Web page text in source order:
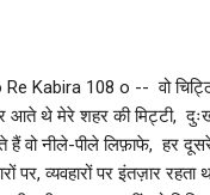
Kabira 108 o -- वो
आते थे मेरे शहर की मिट्टी,
हैं वो नीले-पीले लिफ़ाफे, हर
पर, व्यवहारों पर इंतज़ार